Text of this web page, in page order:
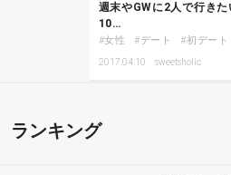
週末やGWに2人で行き
10…
女性 デート 初デート
2017.04.10 sweetsholic
ランキング